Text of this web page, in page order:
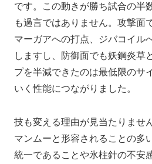
です。この動きが勝ち試合の半
も過言ではありません。攻撃面
マーガアへの打点、ジバコイル
しますし、防御面でも妖鋼炎草
プを半減できたのは最低限のサ
いく性能につながりました。
技も変える理由が見当たりませ
マンムーと形容されることの多
統一であることや氷柱針の不安